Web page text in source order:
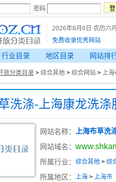
密码
2026年8月6日 农历六
免费收录优秀网站
行业目录 地区目录 网站排
放分类目录 > 综合其他 > 综合网站 > 上海
洗涤-上海康龙洗涤
网站名称： 上海布草洗
网站域名：
所属行业： 综合其他 > 综
所属地区： 上海 > 上海市